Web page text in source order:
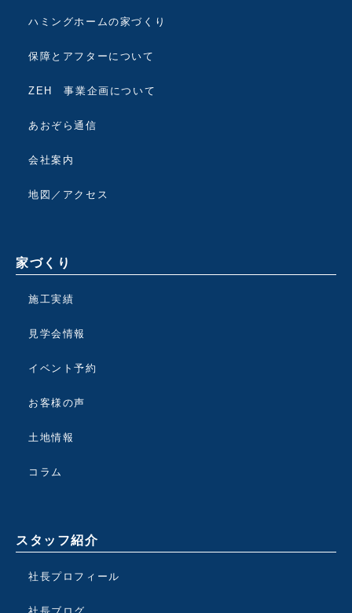
ハミングホームの家づくり
保障とアフターについて
ZEH 事業企画について
あおぞら通信
会社案内
地図／アクセス
家づくり
施工実績
見学会情報
イベント予約
お客様の声
土地情報
コラム
スタッフ紹介
社長プロフィール